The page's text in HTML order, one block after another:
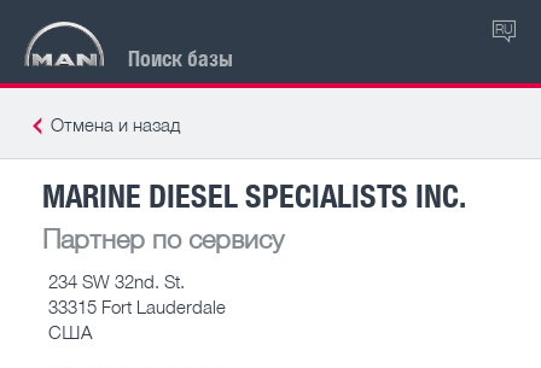
Поиск базы
RU
Отмена и назад
MARINE DIESEL SPECIALISTS INC.
Партнер по сервису
234 SW 32nd. St.
33315 Fort Lauderdale
США